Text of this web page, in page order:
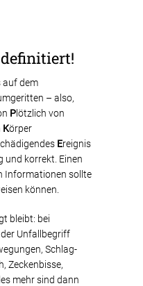
auf dem
– also,
Plötzlich von
Körper
Ereignis
und korrekt. Einen
Informationen sollte
können.
bleibt: bei
Unfallbegriff
Schlag-
Zeckenbisse,
mehr sind dann